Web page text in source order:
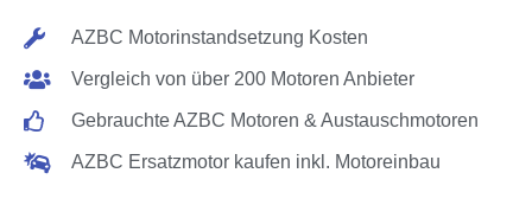
AZBC Motorinstandsetzung Kosten
Vergleich von über 200 Motoren Anbieter
Gebrauchte AZBC Motoren & Austauschmotoren
AZBC Ersatzmotor kaufen inkl. Motoreinbau